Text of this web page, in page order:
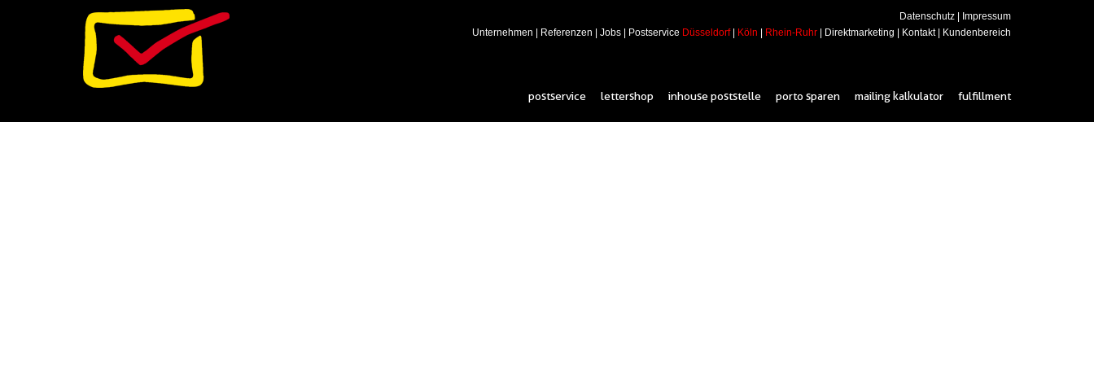
Datenschutz
Impressum
Unternehmen
Referenzen Jobs Postservice Düsseldorf| Köln Rhein-Ruhr Direktmarketing Kontakt| Kundenbereich
postservice lettershop inhouse poststelle porto sparen mailing kalkulator fulfillment